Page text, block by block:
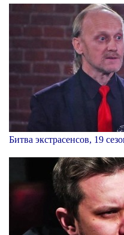
Битва экстрасенсов, 19